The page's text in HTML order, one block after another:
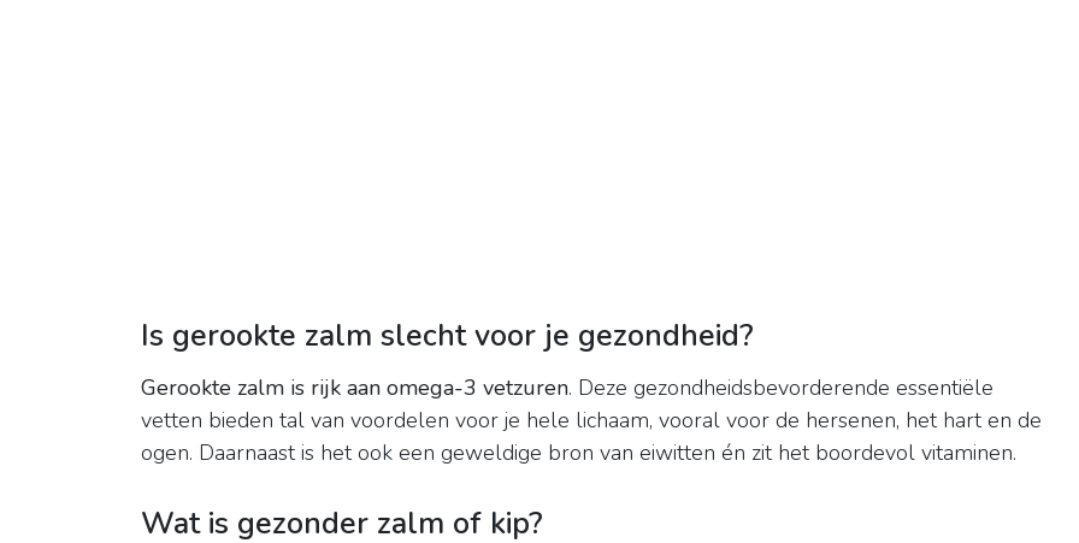
Is gerookte zalm slecht voor je gezondheid?
Gerookte zalm is rijk aan omega-3 vetzuren. Deze gezondheidsbevorderende essentiële
vetten bieden tal van voordelen voor je hele lichaam, vooral voor de hersenen, het hart en de
ogen. Daarnaast is het ook een geweldige bron van eiwitten én zit het boordevol vitaminen.
Wat is gezonder zalm of kip?